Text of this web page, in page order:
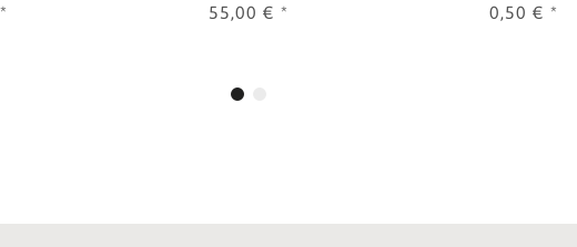
*
55,00 € *
0,50 € *